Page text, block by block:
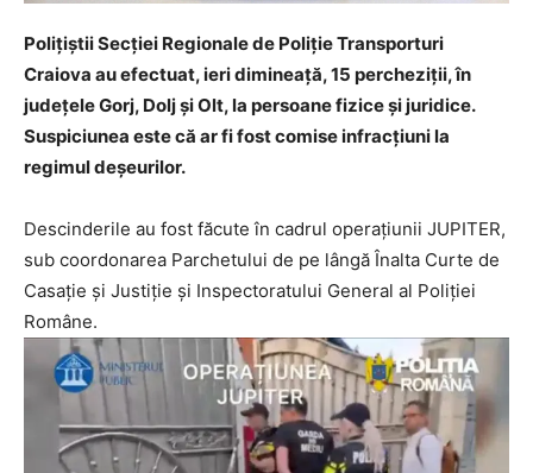
Polițiștii Secției Regionale de Poliție Transporturi
Craiova au efectuat, ieri dimineață, 15 percheziții, în
județele Gorj, Dolj și Olt, la persoane fizice și juridice.
Suspiciunea este că ar fi fost comise infracțiuni la
regimul deșeurilor.
Descinderile au fost făcute în cadrul operațiunii JUPITER,
sub coordonarea Parchetului de pe lângă Înalta Curte de
Casație și Justiție și Inspectoratului General al Poliției
Române.